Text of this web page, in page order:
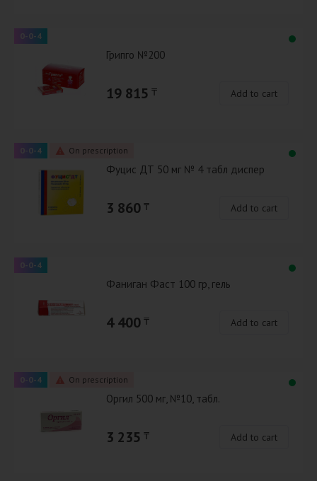
0-0-4
Грипго №200
19 815 ₸ Add to cart
0-0-4 On prescription
Фуцис ДТ 50 мг № 4 табл диспер
3 860 ₸ Add to cart
0-0-4
Фаниган Фаст 100 гр, гель
4 400 ₸ Add to cart
0-0-4 On prescription
Оргил 500 мг, №10, табл.
3 235 ₸ Add to cart